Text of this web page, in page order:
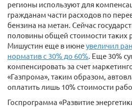
регионы используют для
гражданам части расходов по
бензина на метан. Сейчас
половины общей стоимости таких
Мишустин еще в июнеувеличил
норматив с 30% до 60%. Еще 30%
компенсировать за счет
«Газпрома», таким образом,
оплатить лишь 10% стоимости
Госпрограмма «Развитие